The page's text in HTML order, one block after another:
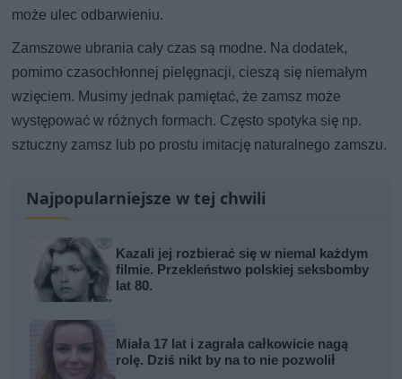
może ulec odbarwieniu.
Zamszowe ubrania cały czas są modne. Na dodatek,
pomimo czasochłonnej pielęgnacji, cieszą się niemałym
wzięciem. Musimy jednak pamiętać, że zamsz może
występować w różnych formach. Często spotyka się np.
sztuczny zamsz lub po prostu imitację naturalnego zamszu.
Najpopularniejsze w tej chwili
Kazali jej rozbierać się w niemal każdym
filmie. Przekleństwo polskiej seksbomby
lat 80.
Miała 17 lat i zagrała całkowicie nagą
rolę. Dziś nikt by na to nie pozwolił